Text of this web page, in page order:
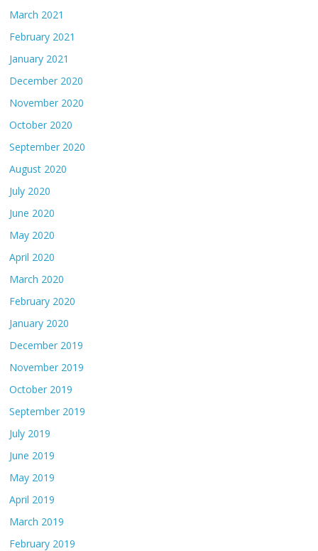
March 2021
February 2021
January 2021
December 2020
November 2020
October 2020
September 2020
August 2020
July 2020
June 2020
May 2020
April 2020
March 2020
February 2020
January 2020
December 2019
November 2019
October 2019
September 2019
July 2019
June 2019
May 2019
April 2019
March 2019
February 2019